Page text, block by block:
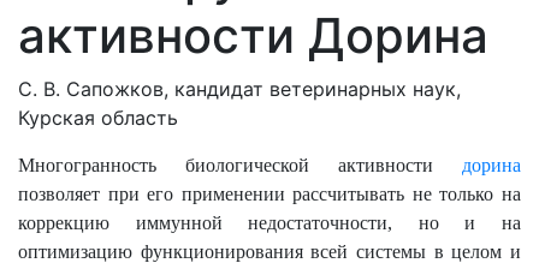
активности Дорина
С. В. Сапожков, кандидат ветеринарных наук,
Курская область
Многогранность биологической активности дорина
позволяет при его применении рассчитывать не только на
коррекцию иммунной недостаточности, но и на
оптимизацию функционирования всей системы в целом и